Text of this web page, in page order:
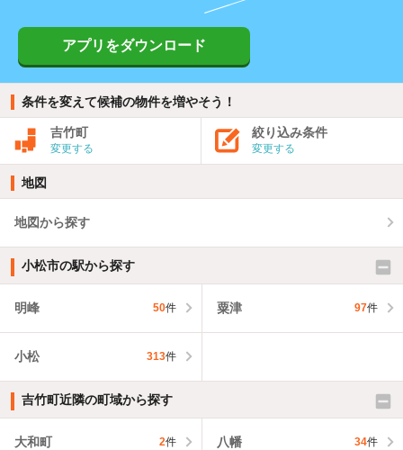
アプリをダウンロード
条件を変えて候補の物件を増やそう！
吉竹町
変更する
絞り込み条件
変更する
地図
地図から探す
小松市の駅から探す
明峰 50件 粟津 97件
小松 313件
吉竹町近隣の町域から探す
大和町 2件 八幡 34件